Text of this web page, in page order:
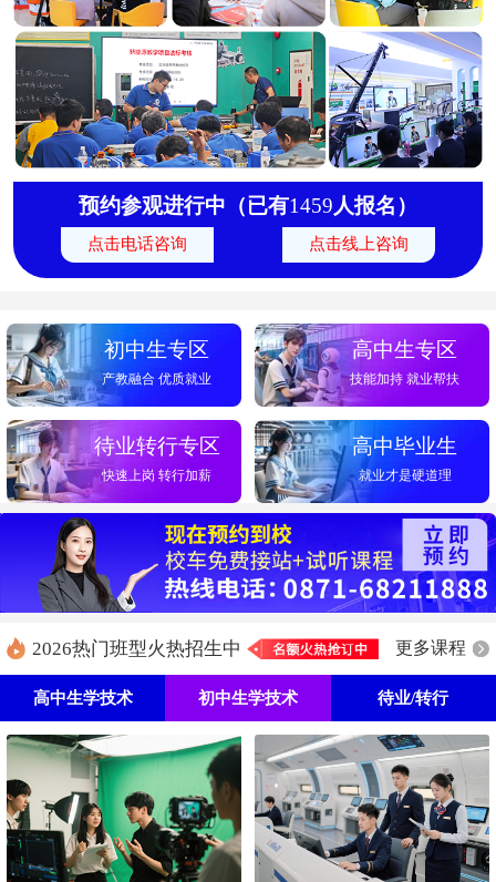
AI全媒体设计与短视频运营 60人 21人 咨询学费
无人机应用技术 40人 16人 咨询学费
智能轨道交通管理 50人 20人 咨询学费
新能源工程技术与应用 70人 13人
智能安防与终端运维 60人 17人 咨询学费
互联网宠物经济创业班 40人 24人 咨询学费
形象设计与数字文旅 50人 18人 咨询学费
预约参观进行中（已有1459人报名）
点击电话咨询 点击线上咨询
初中生专区
产教融合 优质就业
高中生专区
技能加持 就业帮扶
待业转行专区
快速上岗 转行加薪
高中毕业生
就业才是硬道理
2026热门班型火热招生中 更多课程
高中生学技术 初中生学技术 待业/转行